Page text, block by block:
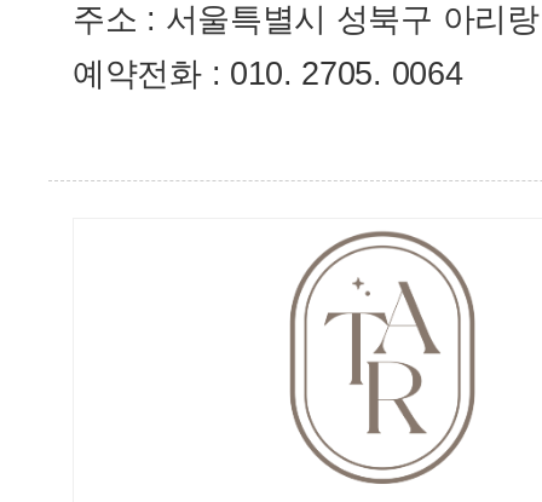
주소 : 서울특별시 성북구 아리
예약전화 : 010. 2705. 0064